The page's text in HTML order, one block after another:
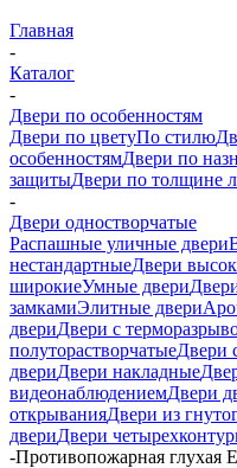
Главная
-
Каталог
-
Двери по особенностям
Двери по цветуПо стилю
особенностямДвери по
защитыДвери по толщине
-
Двери одностворчатые
Распашные уличные двери
нестандартныеДвери
широкиеУмные двери
замкамиЭлитные двери
двериДвери с
полуторастворчатыеДвери
двериДвери накладные
видеонаблюдениемДвери
открыванияДвери из
двериДвери
-Противопожарная глухая